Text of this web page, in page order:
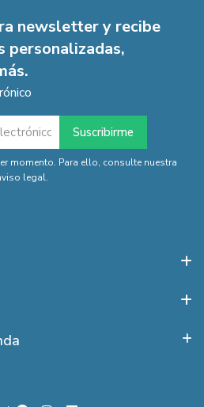
newsletter y recibe
personalizadas,
momento. Para ello, consulte nuestra
legal.